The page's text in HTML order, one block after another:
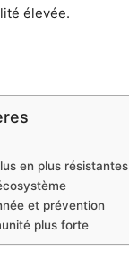
élevée.
en plus résistantes
et prévention
plus forte